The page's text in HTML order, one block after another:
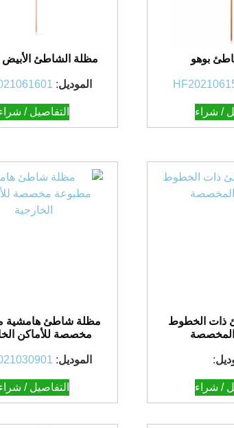
مظلة الشاطئ الأبيض
الموديل:
التفاصيل /
بوهو
/ شراء
مظلة شاطئ هامشية
مخصصة للأماكن
الموديل:
التفاصيل /
ذات الخطوط
المخصصة
:
/ شراء